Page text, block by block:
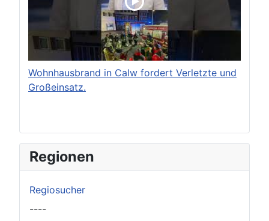
Wohnhausbrand in Calw fordert Verletzte und
Großeinsatz.
Regionen
Regiosucher
----